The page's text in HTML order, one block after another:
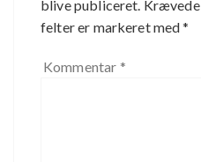
blive publiceret. Krævede
felter er markeret med*
Kommentar *